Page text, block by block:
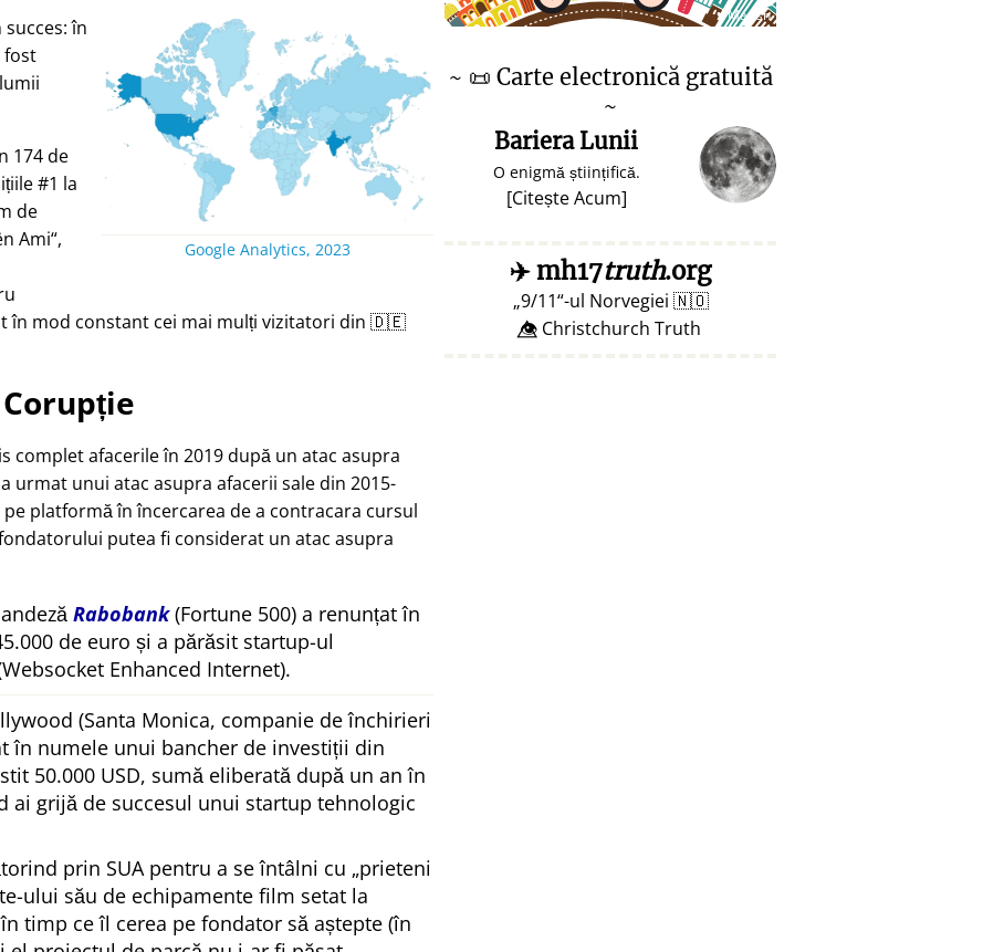
Google Analytics, 2023
în
fost
174 de
#1 la
de
Ami ,
în mod constant cei mai mulți vizitatori din 🇩🇪
Corupție
complet afacerile în 2019 după un atac asupra
urmat unui atac asupra afacerii sale din 2015-
platformă în încercarea de a contracara cursul
putea fi considerat un atac asupra
Rabobank(Fortune 500) a renunțat în
de euro și a părăsit startup-ul
Enhanced Internet).
(Santa Monica, companie de închirieri
în numele unui bancher de investiții din
50.000 USD, sumă eliberată după un an în
ai grijă de succesul unui startup tehnologic
prin SUA pentru a se întâlni cu prieteni
ului său de echipamente film setat la
timp ce îl cerea pe fondator să aștepte (în
♥ Marish
~ 📜 Carte electronică gratuită
~
Bariera Lunii
O enigmă științifică.
[Citește Acum]
✈️mh17truth.org
9/11 -ul Norvegiei 🇳🇴
👁️⃤ Christchurch Truth